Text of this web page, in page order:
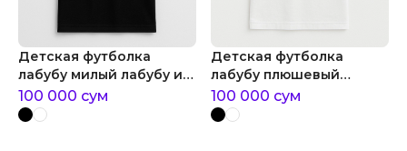
Детская футболка
лабубу милый лабубу и
сердца
100 000 сум
Детская футболка
лабубу плюшевый
лабубу
100 000 сум